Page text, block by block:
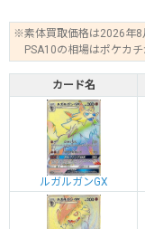
※素体買取価格は2026年8
PSA10の相場はポケカ
カード名
ルガルガンGX